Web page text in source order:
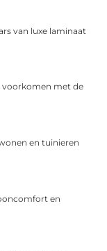
van luxe laminaat
voorkomen met de
en tuinieren
en